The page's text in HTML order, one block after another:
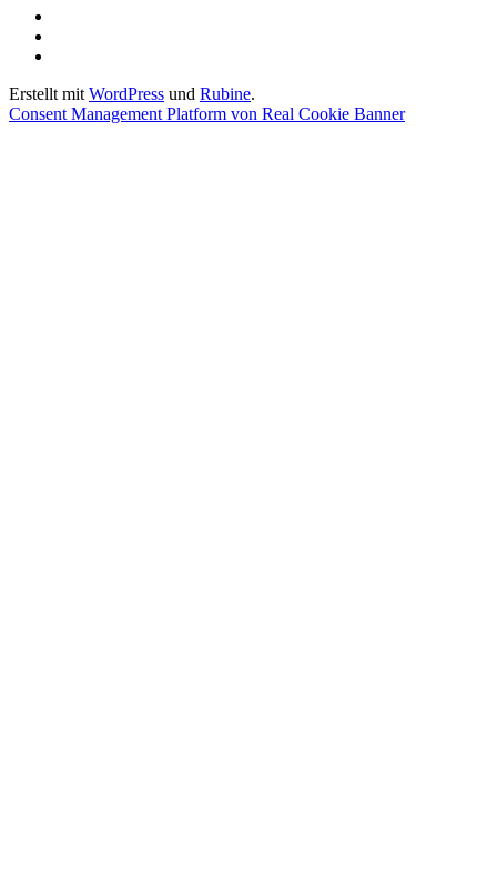
Einstellungen
Erstellt mit WordPress und Rubine.
Consent Management Platform von Real Cookie Banner